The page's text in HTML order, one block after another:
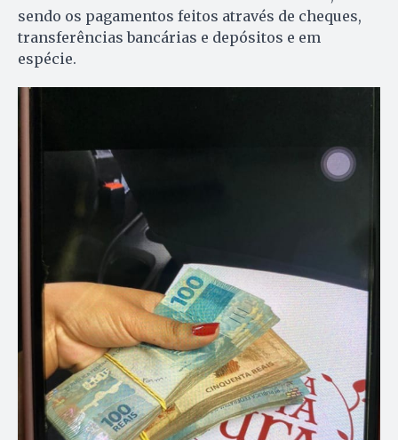
sendo os pagamentos feitos através de cheques,
transferências bancárias e depósitos e em
espécie.